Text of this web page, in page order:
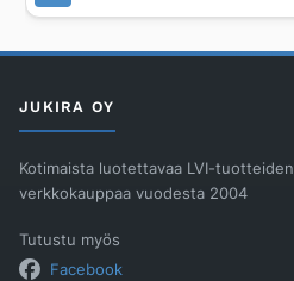
JUKIRA OY
Kotimaista luotettavaa LVI-tuotteiden
verkkokauppaa vuodesta 2004
Tutustu myös
Facebook